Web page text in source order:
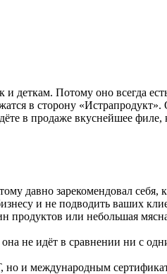
деткам. Потому оно всегда
в сторону
в продаже вкуснейшее
давно зарекомендовал
и не подводить ваших
или небольшая
не идёт в сравнении ни с
но и международным